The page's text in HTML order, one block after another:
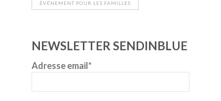
ÉVÉNEMENT POUR LES FAMILLES
NEWSLETTER SENDINBLUE
Adresse email*